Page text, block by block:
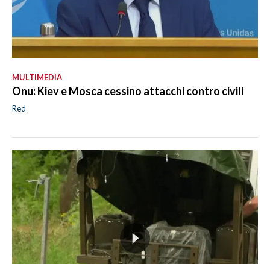
MULTIMEDIA
Onu: Kiev e Mosca cessino attacchi contro civili
Red